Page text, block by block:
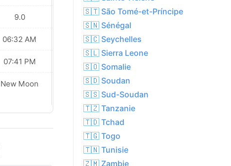
9.0
06:32 AM
07:41 PM
New Moon
9.0
06:33 AM
07:40 PM
Waxing
Crescent
🇸🇹 São Tomé-et-Príncipe
🇸🇳 Sénégal
🇸🇨 Seychelles
🇸🇱 Sierra Leone
🇸🇴 Somalie
🇸🇩 Soudan
🇸🇸 Sud-Soudan
🇹🇿 Tanzanie
🇹🇩 Tchad
🇹🇬 Togo
🇹🇳 Tunisie
🇿🇲 Zambie